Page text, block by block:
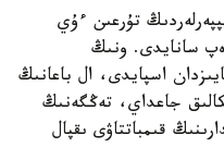
تۇرعىن ءۇي
سانايدى. ونىڭ
ولاردىڭ اسەرى 5- 7 پايىزدان اسپايدى، ال باعانىڭ
جاعداي، تەڭگەنىڭ
قىمباتتاۋى ىقپال